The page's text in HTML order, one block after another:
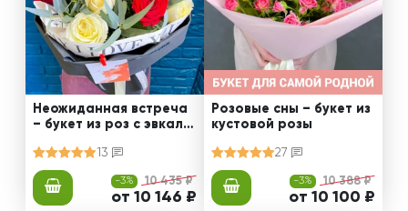
Неожиданная встреча
– букет из роз с эвкали
13
-3% 10 435 ₽
от 10 146 ₽
Розовые сны – букет из
кустовой розы
27
-3% 10 388 ₽
от 10 100 ₽